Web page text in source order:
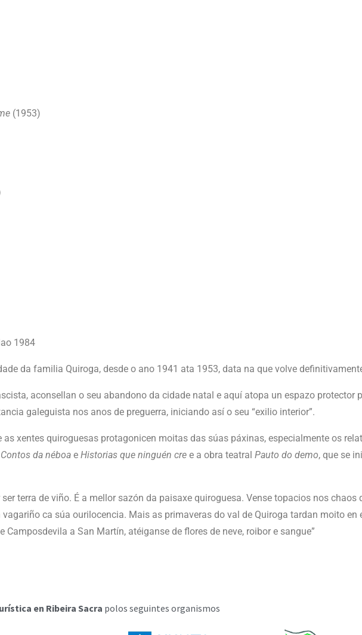
(1953)
1984
da familia Quiroga, desde o ano 1941 ata 1953, data na que volve
aconsellan o seu abandono da cidade natal e aquí atopa un espazo protector
galeguista nos anos de preguerra, iniciando así o seu “exilio interior”.
xentes quiroguesas protagonicen moitas das súas páxinas, especialmente os
Contos da néboa e Historias que ninguén cre e a obra teatral Pauto do demo, que se
terra de viño. É a mellor sazón da paisaxe quiroguesa. Vense topacios nos chaos
ca súa ourilocencia. Mais as primaveras do val de Quiroga tardan moito en
a San Martín, atéiganse de flores de neve, roibor e sangue”
en Ribeira Sacra polos seguintes organismos